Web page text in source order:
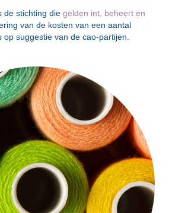
de stichting die gelden int, beheert en
van de kosten van een aantal
op suggestie van de cao-partijen.